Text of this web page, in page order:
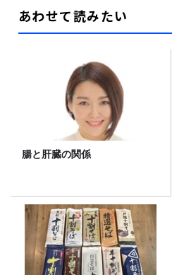
あわせて読みたい
腸と肝臓の関係